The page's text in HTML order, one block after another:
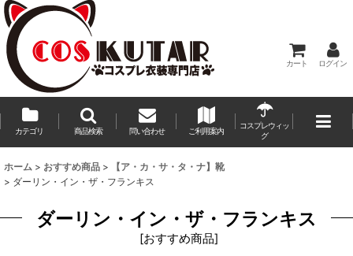
カート ログイン
カテゴリ 商品検索 問い合わせ ご利用案内
コスプレウィッ
グ
ホーム > おすすめ商品 >
【ア・カ・サ・タ・ナ】靴
> ダーリン・イン・ザ・フランキス
ダーリン・イン・ザ・フランキス
[おすすめ商品]